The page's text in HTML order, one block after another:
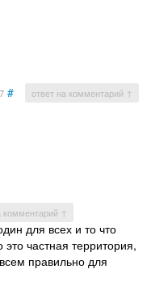
# ответ на комментарий ↑
комментарий ↑
для всех и то что
частная территория,
правильно для